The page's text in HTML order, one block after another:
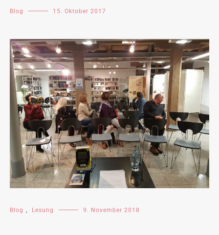
Blog 15. Oktober 2017
Blog , Lesung 9. November 2018